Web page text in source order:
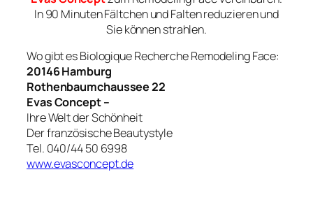
In 90 Minuten Fältchen und Falten reduzieren und
Sie können strahlen.
Wo gibt es Biologique Recherche Remodeling Face:
20146 Hamburg
Rothenbaumchaussee 22
Evas Concept –
Ihre Welt der Schönheit
Der französische Beautystyle
Tel. 040/44 50 6998
www.evasconcept.de